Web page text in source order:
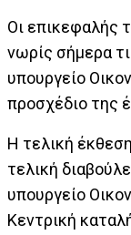
Οι επικεφαλής
νωρίς σήμερα
υπουργείο
προσχέδιο της
Η τελική
τελική
υπουργείο
Κεντρική